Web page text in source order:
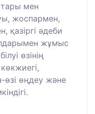
мен
жоспармен,
қазіргі әдеби
жұмыс
өзінің
өзі өңдеу және